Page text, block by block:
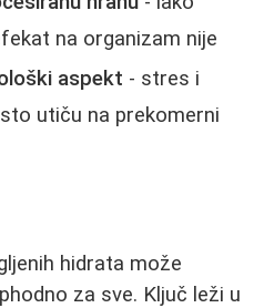
na organizam nije
aspekt - stres i
utiču na prekomerni
hidrata može
za sve. Ključ leži u